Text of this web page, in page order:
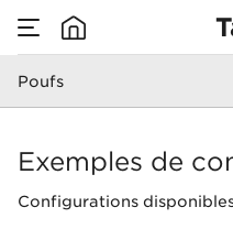
Poufs
Poufs
Exemples de
Configurations